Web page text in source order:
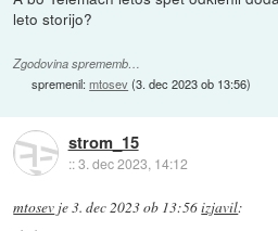
leto storijo?
Zgodovina sprememb…
spremenil:mtosev(3. dec 2023 ob 13:56)
strom_15
::3. dec 2023, 14:12
mtosev je3. dec 2023 ob 13:56izjavil: